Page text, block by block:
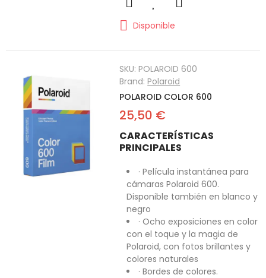
Disponible
SKU:POLAROID 600
Brand:Polaroid
POLAROID COLOR 600
25,50 €
CARACTERÍSTICAS
PRINCIPALES
· Película instantánea para
cámaras Polaroid 600.
Disponible también en blanco y
negro
· Ocho exposiciones en color
con el toque y la magia de
Polaroid, con fotos brillantes y
colores naturales
· Bordes de colores.